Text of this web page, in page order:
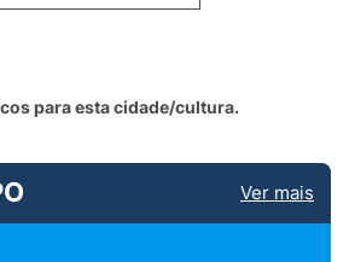
para esta cidade/cultura.
Ver mais